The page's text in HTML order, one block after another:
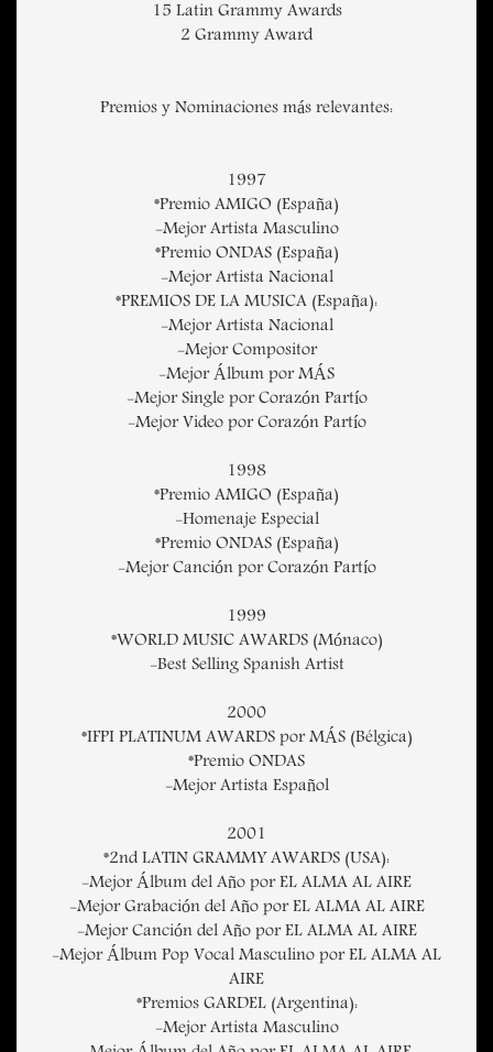
15 Latin Grammy Awards
2 Grammy Award
Premios y Nominaciones más relevantes:
1997
*Premio AMIGO (España)
-Mejor Artista Masculino
*Premio ONDAS (España)
-Mejor Artista Nacional
*PREMIOS DE LA MUSICA (España):
-Mejor Artista Nacional
-Mejor Compositor
-Mejor Álbum por MÁS
-Mejor Single por Corazón Partío
-Mejor Video por Corazón Partío
1998
*Premio AMIGO (España)
-Homenaje Especial
*Premio ONDAS (España)
-Mejor Canción por Corazón Partío
1999
*WORLD MUSIC AWARDS (Mónaco)
-Best Selling Spanish Artist
2000
*IFPI PLATINUM AWARDS por MÁS (Bélgica)
*Premio ONDAS
-Mejor Artista Español
2001
*2nd LATIN GRAMMY AWARDS (USA):
-Mejor Álbum del Año por EL ALMA AL AIRE
-Mejor Grabación del Año por EL ALMA AL AIRE
-Mejor Canción del Año por EL ALMA AL AIRE
-Mejor Álbum Pop Vocal Masculino por EL ALMA AL
AIRE
*Premios GARDEL (Argentina):
-Mejor Artista Masculino